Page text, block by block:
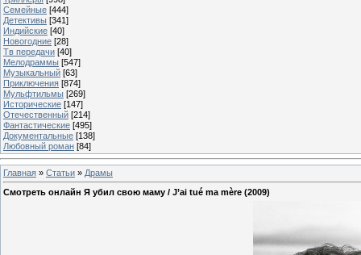
Семейные [444]
Детективы [341]
Индийские [40]
Новогодние [28]
Тв передачи [40]
Мелодраммы [547]
Музыкальный [63]
Приключения [874]
Мульфтильмы [269]
Исторические [147]
Отечественный [214]
Фантастические [495]
Документальные [138]
Любовный роман [84]
Главная » Статьи » Драмы
Смотреть онлайн Я убил свою маму / J’ai tué ma mère (2009)